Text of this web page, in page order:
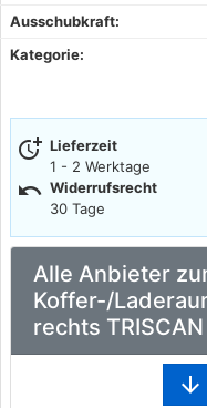
Ausschubkraft:
Kategorie:
more_time Lieferzeit
1 - 2 Werktage
undo Widerrufsrecht
30 Tage
Alle Anbieter
Koffer-/
rechts
arrow_downward